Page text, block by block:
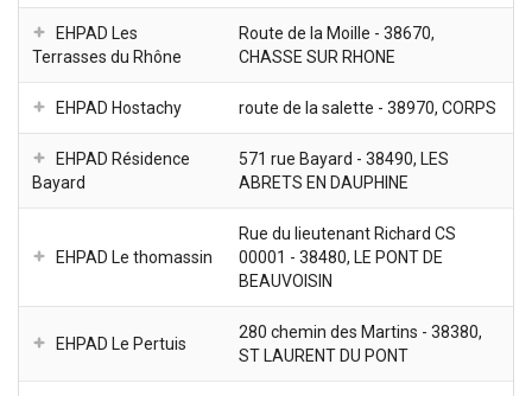
EHPAD Les
Terrasses du Rhône
Route de la Moille - 38670,
CHASSE SUR RHONE
EHPAD Hostachy route de la salette - 38970, CORPS
EHPAD Résidence
Bayard
571 rue Bayard - 38490, LES
ABRETS EN DAUPHINE
EHPAD Le thomassin
Rue du lieutenant Richard CS
00001 - 38480, LE PONT DE
BEAUVOISIN
EHPAD Le Pertuis
280 chemin des Martins - 38380,
ST LAURENT DU PONT